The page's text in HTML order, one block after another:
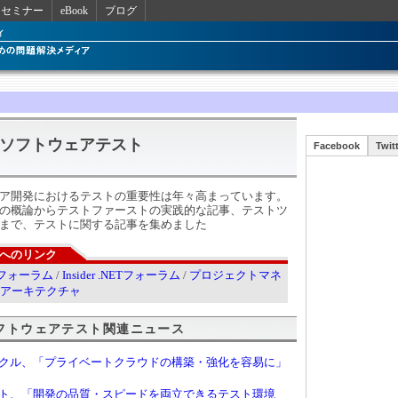
セミナー eBook ブログ
ソフトウェアテスト
開発におけるテストの重要性は年々高まっています。
概論からテストファーストの実践的な記事、テストツ
で、テストに関する記事を集めました
のリンク
ォーラム / Insider .NETフォーラム / プロジェクトマネ
アーキテクチャ
ウェアテスト関連ニュース
ル、「プライベートクラウドの構築・強化を容易に」
、「開発の品質・スピードを両立できるテスト環境
Facebook